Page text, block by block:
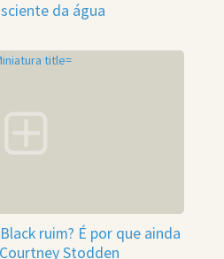
da água
ruim? É por que ainda
Stodden